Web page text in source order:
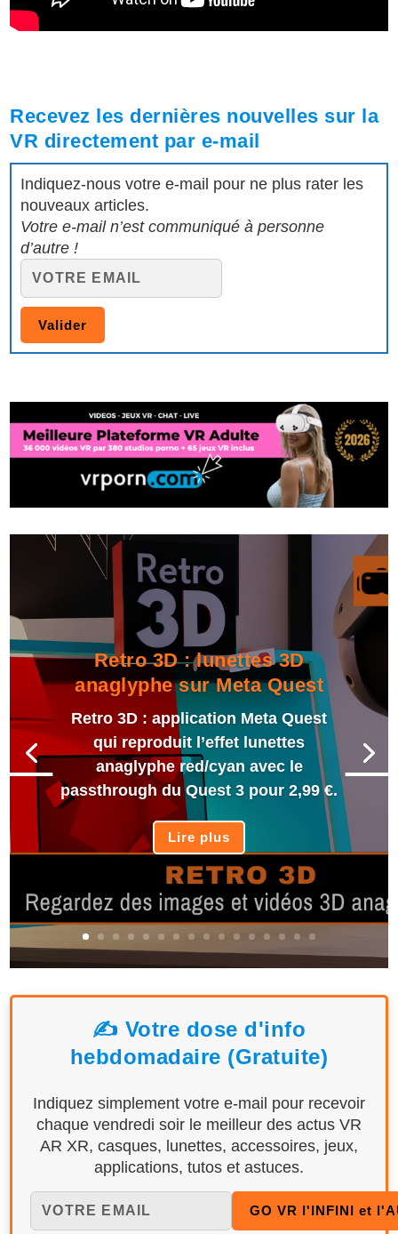
Recevez les dernières nouvelles sur la
VR directement par e-mail
Indiquez-nous votre e-mail pour ne plus rater les
nouveaux articles.
Votre e-mail n’est communiqué à personne
d’autre !
Retro 3D : lunettes 3D
anaglyphe sur Meta Quest
Retro 3D : application Meta Quest
qui reproduit l’effet lunettes
anaglyphe red/cyan avec le
passthrough du Quest 3 pour 2,99 €.
Lire plus
✍️ Votre dose d'info
hebdomadaire (Gratuite)
Indiquez simplement votre e-mail pour recevoir
chaque vendredi soir le meilleur des actus VR
AR XR, casques, lunettes, accessoires, jeux,
applications, tutos et astuces.